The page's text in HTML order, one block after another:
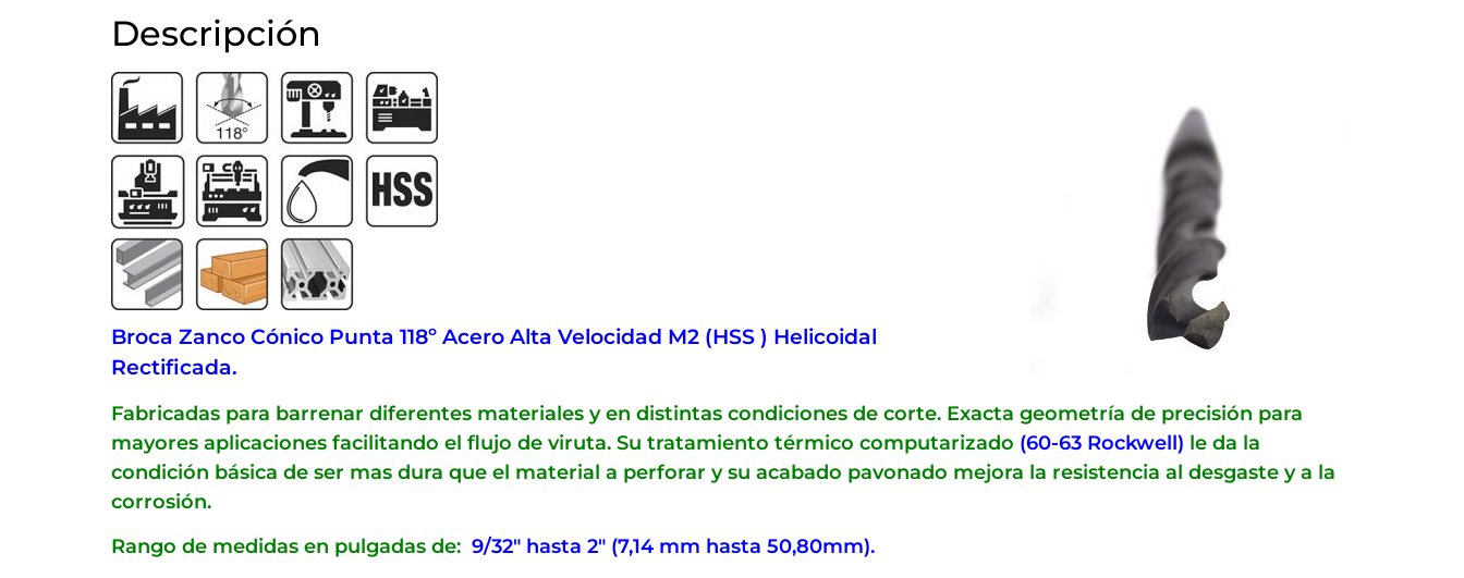
Descripción
Broca Zanco Cónico Punta 118º Acero Alta Velocidad M2 (HSS ) Helicoidal
Rectificada.
Fabricadas para barrenar diferentes materiales y en distintas condiciones de corte. Exacta geometría de precisión para
mayores aplicaciones facilitando el flujo de viruta. Su tratamiento térmico computarizado (60-63 Rockwell) le da la
condición básica de ser mas dura que el material a perforar y su acabado pavonado mejora la resistencia al desgaste y a la
corrosión.
Rango de medidas en pulgadas de: 9/32″ hasta 2″ (7,14 mm hasta 50,80mm).